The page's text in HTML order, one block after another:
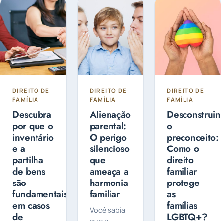
a fazer o
planejamento
sucessório.
Entenda as
diferenças
entre
Guarda
Compartilhada
ou Guarda
Exclusiva
DIREITO DE
FAMÍLIA
Descubra
por que o
inventário
e a
partilha
de bens
são
fundamentais
em casos
de
DIREITO DE
FAMÍLIA
Alienação
parental:
O perigo
silencioso
que
ameaça a
harmonia
familiar
Você sabia
DIREITO DE
FAMÍLIA
o
preconceito:
Como o
direito
familiar
protege
as
famílias
LGBTQ+?